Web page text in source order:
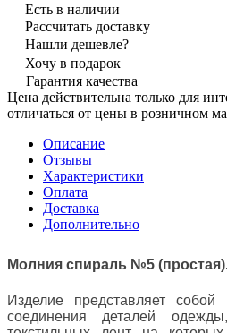
Есть в наличии
Рассчитать доставку
Нашли дешевле?
Хочу в подарок
Гарантия качества
Цена действительна только для
отличаться от цены в розничном
Описание
Отзывы
Характеристики
Оплата
Доставка
Дополнительно
Молния спираль №5
Изделие представляет собой
соединения деталей